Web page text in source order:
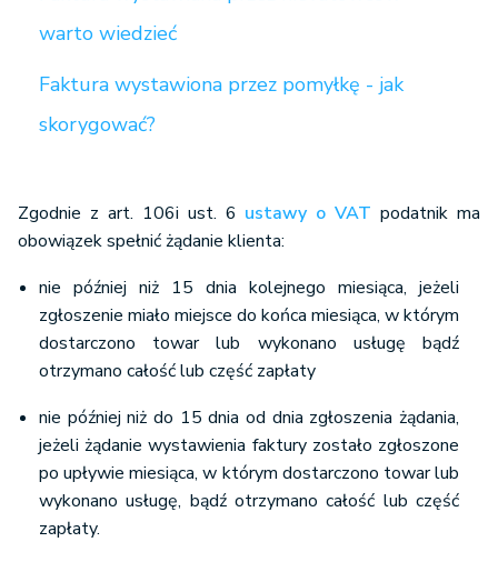
warto wiedzieć
Faktura wystawiona przez pomyłkę - jak
skorygować?
Zgodnie z art. 106i ust. 6 ustawy o VAT podatnik ma
obowiązek spełnić żądanie klienta:
nie później niż 15 dnia kolejnego miesiąca, jeżeli
zgłoszenie miało miejsce do końca miesiąca, w którym
dostarczono towar lub wykonano usługę bądź
otrzymano całość lub część zapłaty
nie później niż do 15 dnia od dnia zgłoszenia żądania,
jeżeli żądanie wystawienia faktury zostało zgłoszone
po upływie miesiąca, w którym dostarczono towar lub
wykonano usługę, bądź otrzymano całość lub część
zapłaty.